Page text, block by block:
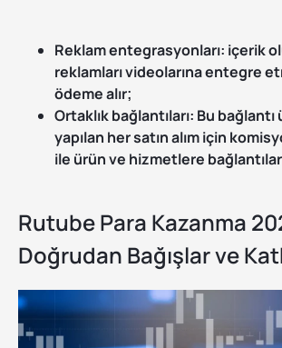
Reklam entegrasyonları: içerik
reklamları videolarına entegre
ödeme alır;
Ortaklık bağlantıları: Bu
yapılan her satın alım için
ile ürün ve hizmetlere
Rutube Para Kazanma
Doğrudan Bağışlar ve